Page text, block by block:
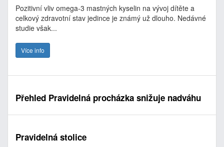
Pozitivní vliv omega-3 mastných kyselin na vývoj dítěte a
celkový zdravotní stav jedince je známý už dlouho. Nedávné
studie však...
Více info
Přehled Pravidelná procházka snižuje nadváhu
Pravidelná stolice